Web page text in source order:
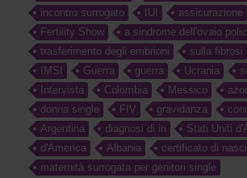
incontro surrogato
IUI assicurazione
Fertility Show
a sindrome dell'ovaio
trasferimento degli embrioni
sulla fibrosi
IMSI
Guerra guerra Ucrania
Intervista
Colombia Messico
donna single
FIV gravidanza
Argentina
diagnosi di in
Stati Uniti
d'America
Albania
certificato di
maternità surrogata per genitori single